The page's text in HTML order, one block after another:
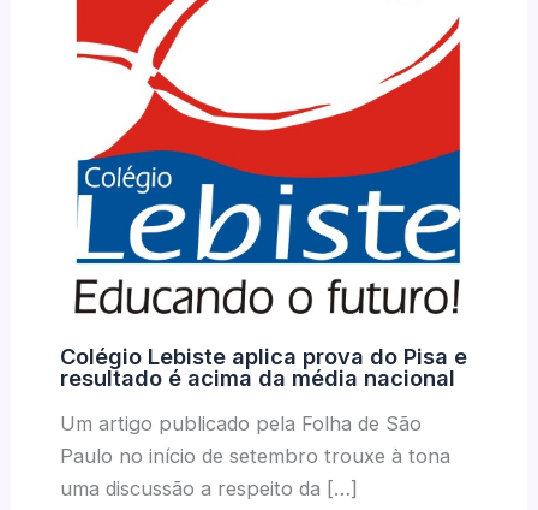
Colégio Lebiste aplica prova do Pisa e
resultado é acima da média nacional
Um artigo publicado pela Folha de São
Paulo no início de setembro trouxe à tona
uma discussão a respeito da […]